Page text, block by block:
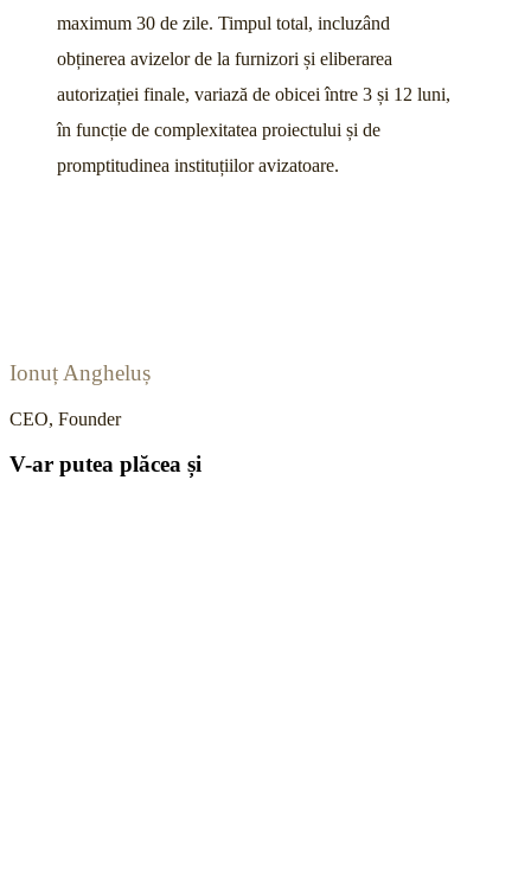
maximum 30 de zile. Timpul total, incluzând
obținerea avizelor de la furnizori și eliberarea
autorizației finale, variază de obicei între 3 și 12 luni,
în funcție de complexitatea proiectului și de
promptitudinea instituțiilor avizatoare.
Ionuț Angheluș
CEO, Founder
V-ar putea plăcea și